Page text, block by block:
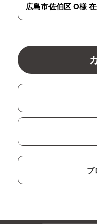
広島市佐伯区 O様
ブ